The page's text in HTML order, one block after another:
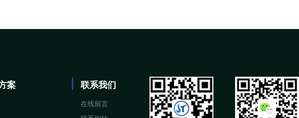
案 联系我们
在线留言